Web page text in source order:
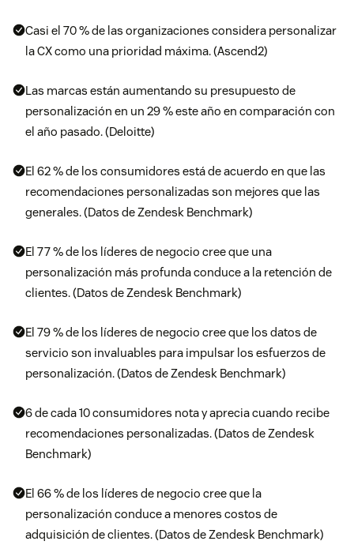
Casi el 70 % de las organizaciones considera personalizar
la CX como una prioridad máxima. (Ascend2)
Las marcas están aumentando su presupuesto de
personalización en un 29 % este año en comparación con
el año pasado. (Deloitte)
El 62 % de los consumidores está de acuerdo en que las
recomendaciones personalizadas son mejores que las
generales. (Datos de Zendesk Benchmark)
El 77 % de los líderes de negocio cree que una
personalización más profunda conduce a la retención de
clientes. (Datos de Zendesk Benchmark)
El 79 % de los líderes de negocio cree que los datos de
servicio son invaluables para impulsar los esfuerzos de
personalización. (Datos de Zendesk Benchmark)
6 de cada 10 consumidores nota y aprecia cuando recibe
recomendaciones personalizadas. (Datos de Zendesk
Benchmark)
El 66 % de los líderes de negocio cree que la
personalización conduce a menores costos de
adquisición de clientes. (Datos de Zendesk Benchmark)